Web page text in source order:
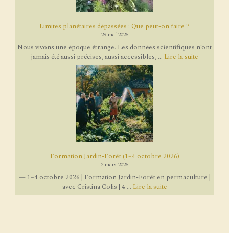
Limites planétaires dépassées : Que peut-on faire ?
29 mai 2026
Nous vivons une époque étrange. Les données scientifiques n’ont
jamais été aussi précises, aussi accessibles, ... Lire la suite
Formation Jardin-Forêt (1–4 octobre 2026)
2 mars 2026
— 1–4 octobre 2026 | Formation Jardin-Forêt en permaculture |
avec Cristina Colis | 4 ... Lire la suite